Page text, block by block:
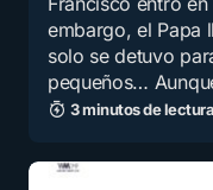
embargo, el Papa
solo se detuvo
pequeños…
3 minutos de lectura